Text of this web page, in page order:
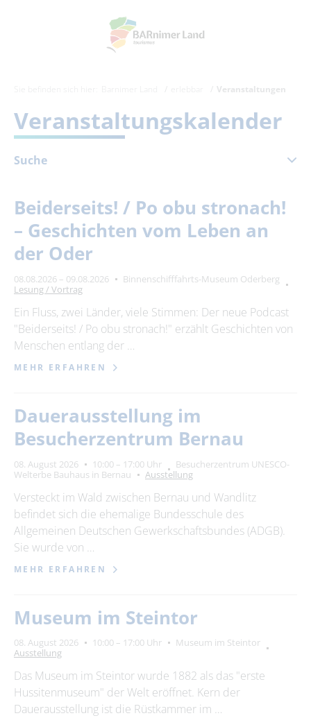
Veranstaltungen
Veranstaltungskalender
Suche
August 2026
Mo Di Mi Do Fr Sa So
1
3
4
10
11 12 13 14 15
16
17
18 19 20 21 22
23
24
25 26 27 28 29
30
Zeitraum
von
bis
alle Kategorien
Kategorie
Suchbegriff
bitte wählen
Beiderseits! / Po obu stronach!
– Geschichten vom Leben an
der Oder
08.08.2026 – 09.08.2026
Binnenschifffahrts-Museum Oderberg
Lesung / Vortrag
Ein Fluss, zwei Länder, viele Stimmen: Der neue Podcast
"Beiderseits! / Po obu stronach!" erzählt Geschichten von
Menschen entlang der …
MEHR ERFAHREN
Dauerausstellung im
Besucherzentrum Bernau
08. August 2026 10:00 – 17:00 Uhr
Besucherzentrum UNESCO-
Welterbe Bauhaus in Bernau
Ausstellung
Versteckt im Wald zwischen Bernau und Wandlitz
befindet sich die ehemalige Bundesschule des
Allgemeinen Deutschen Gewerkschaftsbundes (ADGB).
Sie wurde von …
MEHR ERFAHREN
Museum im Steintor
08. August 2026 10:00 – 17:00 Uhr
Museum im Steintor
Ausstellung
Das Museum im Steintor wurde 1882 als das "erste
Hussitenmuseum" der Welt eröffnet. Kern der
Dauerausstellung ist die Rüstkammer im …